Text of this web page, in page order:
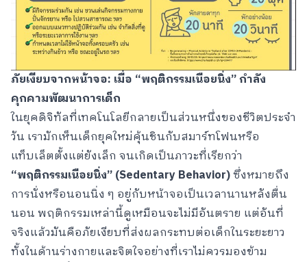
ภัยเงียบจากหน้าจอ: เมื่อ “พฤติกรรมเนือยนิ่ง” กำลัง
คุกคามพัฒนาการเด็ก
ในยุคดิจิทัลที่เทคโนโลยีกลายเป็นส่วนหนึ่งของชีวิตประจำ
วัน เรามักเห็นเด็กยุคใหม่คุ้นชินกับสมาร์ทโฟนหรือ
แท็บเล็ตตั้งแต่ยังเล็ก จนเกิดเป็นภาวะที่เรียกว่า
“พฤติกรรมเนือยนิ่ง” (Sedentary Behavior)ซึ่งหมายถึง
การนั่งหรือนอนนิ่ง ๆ อยู่กับหน้าจอเป็นเวลานานหลังตื่น
นอน พฤติกรรมเหล่านี้ดูเหมือนจะไม่มีอันตราย แต่อันที่
จริงแล้วมันคือภัยเงียบที่ส่งผลกระทบต่อเด็กในระยะยาว
ทั้งในด้านร่างกายและจิตใจอย่างที่เราไม่ควรมองข้าม